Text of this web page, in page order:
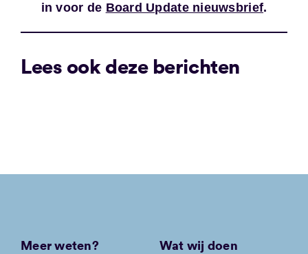
in voor de Board Update nieuwsbrief.
Lees ook deze berichten
Meer weten? Wat wij doen